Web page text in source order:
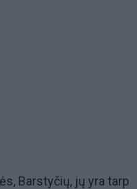
Barstyčių, jų yra tarp